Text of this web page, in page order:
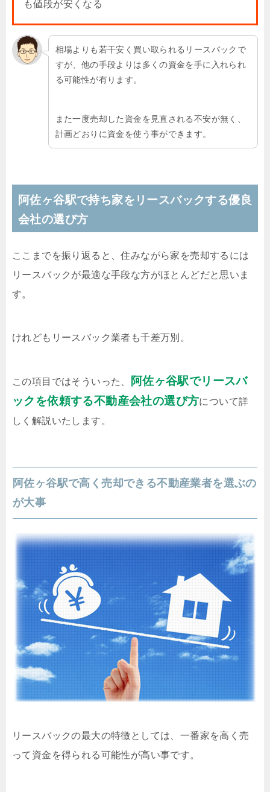
も値段が安くなる
相場よりも若干安く買い取られるリースバックで
すが、他の手段よりは多くの資金を手に入れられ
る可能性が有ります。
また一度売却した資金を見直される不安が無く、
計画どおりに資金を使う事ができます。
阿佐ヶ谷駅で持ち家をリースバックする優良
会社の選び方
ここまでを振り返ると、住みながら家を売却するには
リースバックが最適な手段な方がほとんどだと思いま
す。
けれどもリースバック業者も千差万別。
この項目ではそういった、
阿佐ヶ谷駅でリースバ
ックを依頼する不動産会社の選び方について詳
しく解説いたします。
阿佐ヶ谷駅で高く売却できる不動産業者を選ぶの
が大事
リースバックの最大の特徴としては、一番家を高く売
って資金を得られる可能性が高い事です。